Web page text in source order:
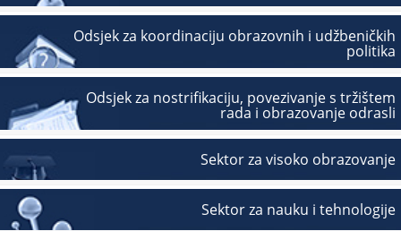
Odsjek za koordinaciju obrazovnih i udžbeničkih
politika
Odsjek za nostrifikaciju, povezivanje s tržištem
rada i obrazovanje odrasli
Sektor za visoko obrazovanje
Sektor za nauku i tehnologije